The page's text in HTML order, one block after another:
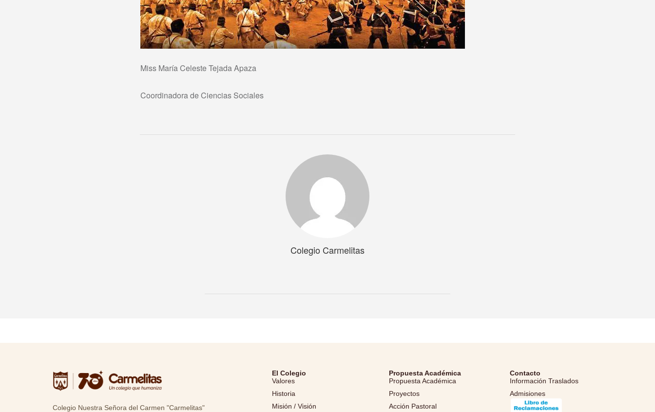
Miss María Celeste Tejada Apaza
Coordinadora de Ciencias Sociales
Colegio Carmelitas
Colegio Nuestra Señora del Carmen "Carmelitas"
El Colegio
Valores
Historia
Misión / Visión
Propuesta Académica
Propuesta Académica
Proyectos
Acción Pastoral
Contacto
Información Traslados
Admisiones